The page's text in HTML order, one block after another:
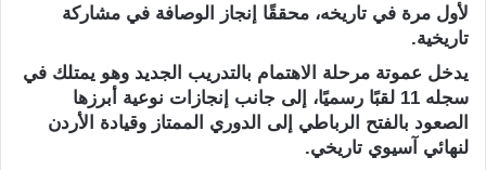
لأول مرة في تاريخه، محققًا إنجاز الوصافة في مشاركة
تاريخية.
يدخل عموتة مرحلة الاهتمام بالتدريب الجديد وهو يمتلك في
سجله 11 لقبًا رسميًا، إلى جانب إنجازات نوعية أبرزها
الصعود بالفتح الرباطي إلى الدوري الممتاز وقيادة الأردن
لنهائي آسيوي تاريخي.